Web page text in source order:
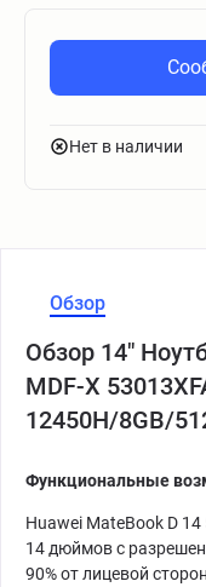
Нет в наличии
Обзор
Обзор 14"
MDF-X
12450H/8GB/
Функциональные
Huawei MateBook D
14 дюймов с
90% от лицевой